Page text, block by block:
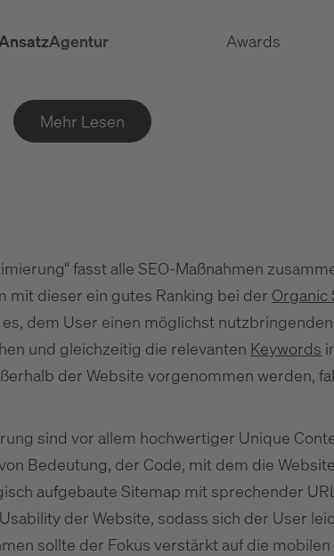
Agentur Awards
Mehr Lesen
fasst alle SEO-Maßnahmen
mit dieser ein gutes Ranking bei der Organic
dem User einen möglichst
und gleichzeitig die relevanten Keywords
der Website vorgenommen werden,
sind vor allem hochwertiger Unique
Bedeutung, der Code, mit dem die
aufgebaute Sitemap mit sprechender
der Website, sodass sich der User
sollte der Fokus verstärkt auf die